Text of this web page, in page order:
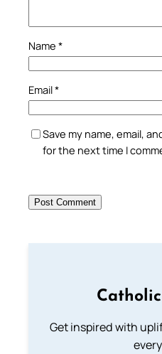
Name *
Email*
Save my name, email,
for the next time I
Get inspired with